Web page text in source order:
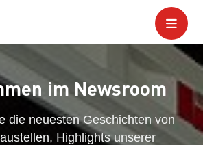
im Newsroom
die neuesten Geschichten von
Highlights unserer